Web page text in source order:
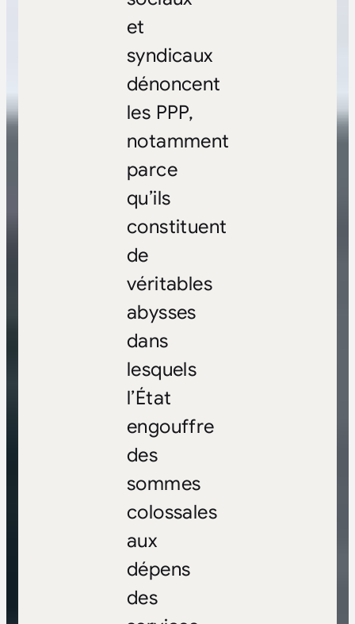
et
syndicaux
dénoncent
les PPP,
notamment
parce
qu’ils
constituent
de
véritables
abysses
dans
lesquels
l’État
engouffre
des
sommes
colossales
aux
dépens
des